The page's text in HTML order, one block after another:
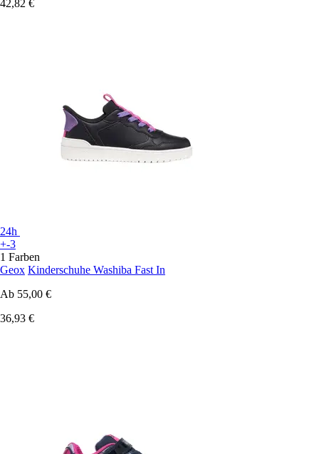
42,82 €
24h
+-3
1 Farben
Geox Kinderschuhe Washiba Fast In
Ab 55,00 €
36,93 €